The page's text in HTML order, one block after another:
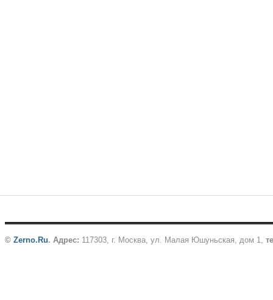
© Zerno.Ru. Адрес: 117303, г. Москва, ул. Малая Юшуньская, дом 1,